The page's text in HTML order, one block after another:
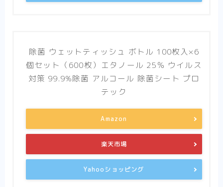
除菌 ウェットティッシュ ボトル 100枚入×6
個セット（600枚）エタノール 25％ ウイルス
対策 99.9%除菌 アルコール 除菌シート プロ
テック
Amazon
楽天市場
Yahooショッピング